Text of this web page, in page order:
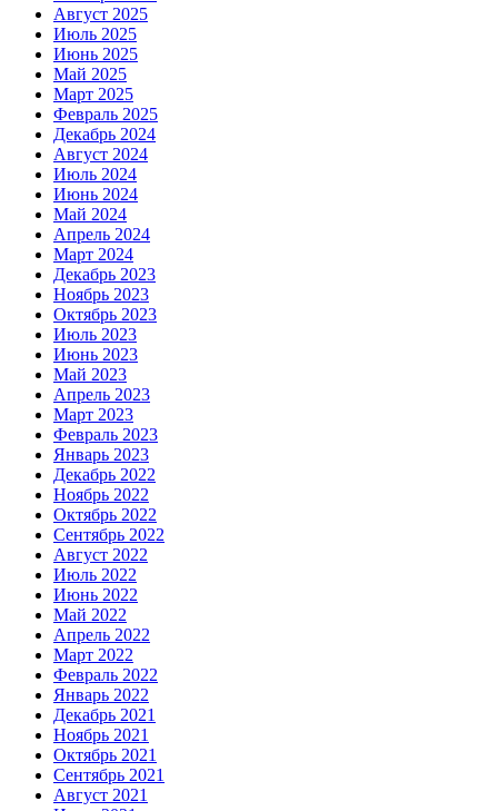
Август 2025
Июль 2025
Июнь 2025
Май 2025
Март 2025
Февраль 2025
Декабрь 2024
Август 2024
Июль 2024
Июнь 2024
Май 2024
Апрель 2024
Март 2024
Декабрь 2023
Ноябрь 2023
Октябрь 2023
Июль 2023
Июнь 2023
Май 2023
Апрель 2023
Март 2023
Февраль 2023
Январь 2023
Декабрь 2022
Ноябрь 2022
Октябрь 2022
Сентябрь 2022
Август 2022
Июль 2022
Июнь 2022
Май 2022
Апрель 2022
Март 2022
Февраль 2022
Январь 2022
Декабрь 2021
Ноябрь 2021
Октябрь 2021
Сентябрь 2021
Август 2021